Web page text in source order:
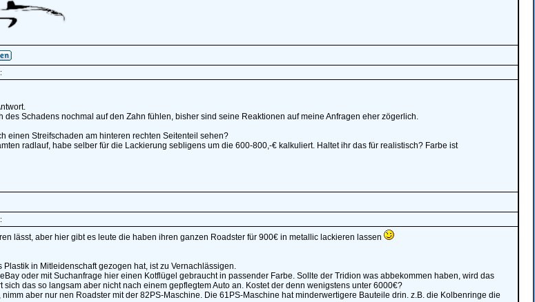
des Schadens nochmal auf den Zahn fühlen, bisher sind seine Reaktionen auf meine Anfragen eher zögerlich.
einen Streifschaden am hinteren rechten Seitenteil sehen?
radlauf, habe selber für die Lackierung sebligens um die 600-800,-€ kalkuliert. Haltet ihr das für realistisch? Farbe ist
lässt, aber hier gibt es leute die haben ihren ganzen Roadster für 900€ in metallic lackieren lassen
Plastik in Mitleidenschaft gezogen hat, ist zu Vernachlässigen.
oder mit Suchanfrage hier einen Kotflügel gebraucht in passender Farbe. Sollte der Tridion was abbekommen haben, wird das
sich das so langsam aber nicht nach einem gepflegtem Auto an. Kostet der denn wenigstens unter 6000€?
aber nur nen Roadster mit der 82PS-Maschine. Die 61PS-Maschine hat minderwertigere Bauteile drin. z.B. die Kolbenringe die